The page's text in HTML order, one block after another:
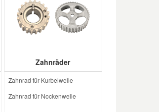
Zahnräder
Zahnrad für Kurbelwelle
Zahnrad für Nockenwelle